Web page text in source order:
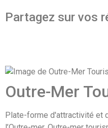
Partagez sur vos
Outre-Mer
Plate-forme d'attractivité et